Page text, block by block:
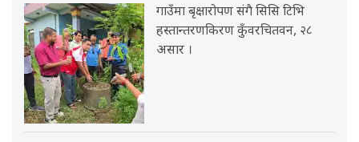
गाउँमा बृक्षारोपण संगै सिसि टिभि
हस्तान्तरणकिरण कुँवरचितवन, २८
असार ।